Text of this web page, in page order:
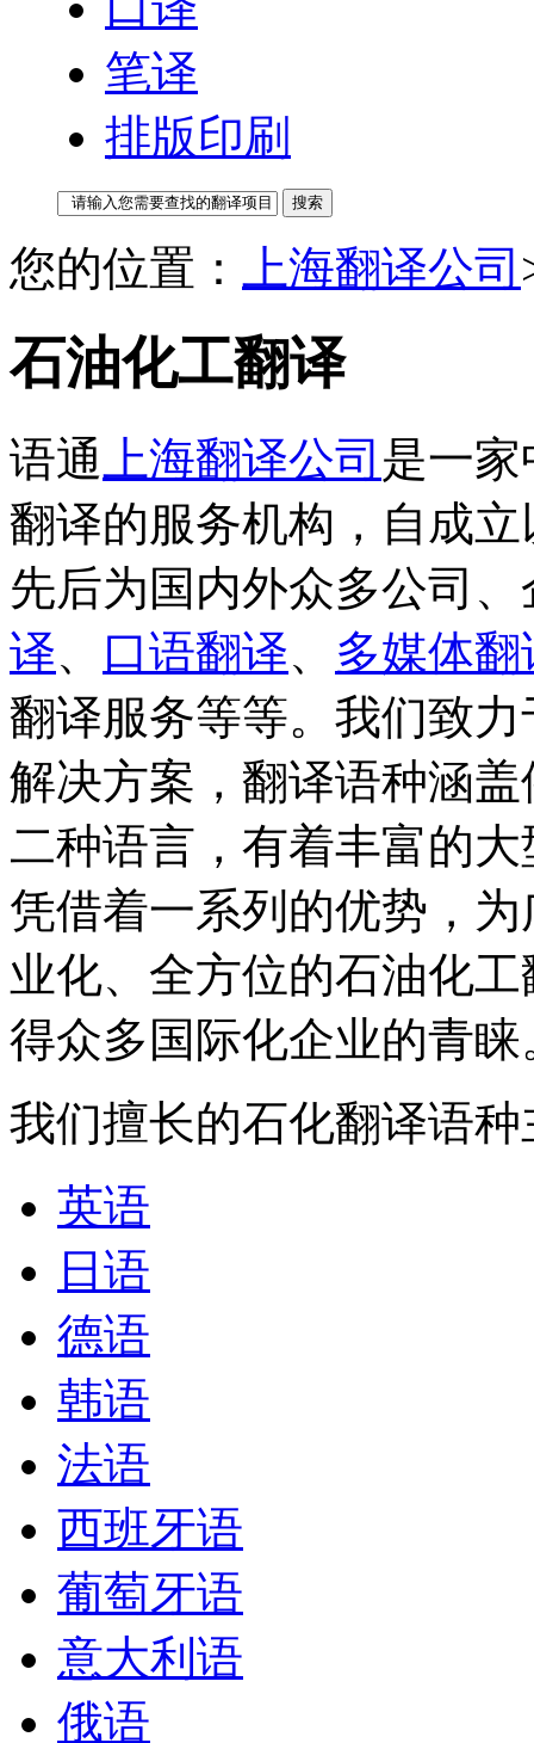
笔译
排版印刷
您的位置： 上海翻译公司
石油化工翻译
语通 上海翻译公司 是一
翻译的服务机构，自成
先后为国内外众多公司
译、 口语翻译、 多媒体翻
翻译服务等等。我们致
解决方案，翻译语种涵
二种语言，有着丰富的
凭借着一系列的优势，
业化、全方位的石油化
得众多国际化企业的青睐
我们擅长的石化翻译语
英语
日语
德语
韩语
法语
西班牙语
葡萄牙语
意大利语
俄语